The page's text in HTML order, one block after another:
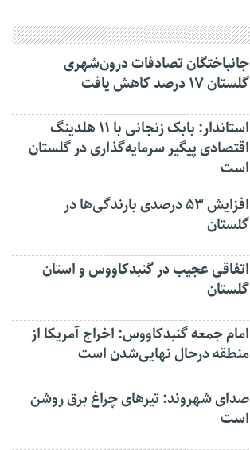
جانباختگان تصادفات درون‌شهری
گلستان ۱۷ درصد کاهش یافت
استاندار: بابک زنجانی با ۱۱ هلدینگ
اقتصادی پیگیر سرمایه‌گذاری در گلستان
است
افزایش ۵۳ درصدی بارندگی‌ها در
گلستان
اتفاقی عجیب در‌ گنبدکاووس و استان
گلستان
امام جمعه گنبدکاووس: اخراج آمریکا از
منطقه درحال نهایی‌شدن است
صدای شهروند: تیرهای چراغ برق روشن
است